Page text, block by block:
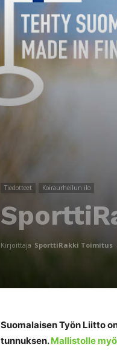
Tiedotteet Koiraurheilun ilo
Kirjoittaja SporttiRakki Toimitus
Suomalaisen Työn Liitto
tunnuksen.Mallistolle